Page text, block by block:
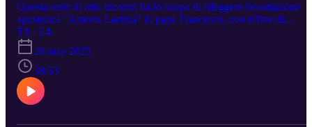
Questa serie di otto incontri ha lo scopo di rileggere l'esortazione
apostolica "Amoris Laetitia" di papa Francesco, con il fine di
suscitare curiosità e interesse verso il documento e suggerendo
spunti utili per la vita matrimoniale nel suo insieme. Quarto di otto
incontri proposti come formazione per le coppie che animano i
percorsi di accompagnamento al matrimonio cristiano.
T1 · E4
26 may 2025
38:53